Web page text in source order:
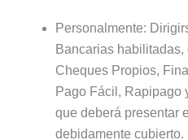
Personalmente:
Bancarias
Cheques Propios,
Pago Fácil, Rapipago
que deberá presentar
debidamente cubierto.